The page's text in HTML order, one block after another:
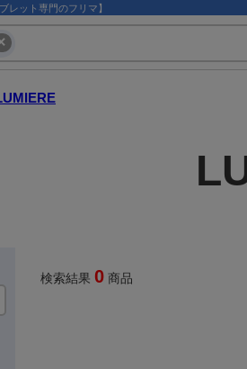
レット専門のフリマ】
検索結果 0 商品